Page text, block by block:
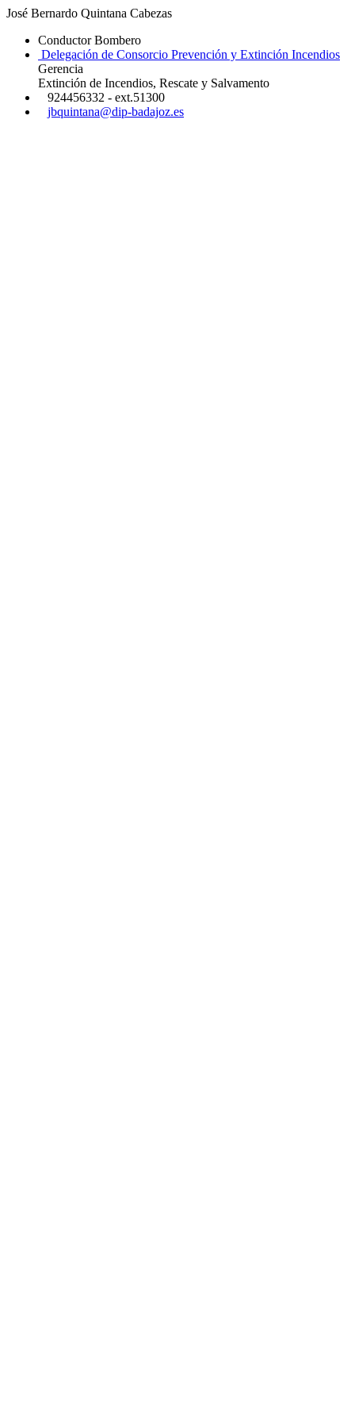
José Bernardo Quintana Cabezas
Conductor Bombero
Delegación de Consorcio Prevención y Extinción Incendios
Gerencia
Extinción de Incendios, Rescate y Salvamento
924456332 - ext.51300
jbquintana@dip-badajoz.es